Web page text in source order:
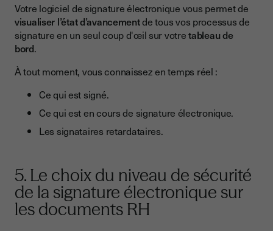
Votre logiciel de signature électronique vous permet de
visualiser l’état d’avancementde tous vos processus de
signature en un seul coup d'œil sur votretableau de
bord.
À tout moment, vous connaissez en temps réel :
Ce qui est signé.
Ce qui est en cours de signature électronique.
Les signataires retardataires.
5. Le choix du niveau de sécurité
de la signature électronique sur
les documents RH